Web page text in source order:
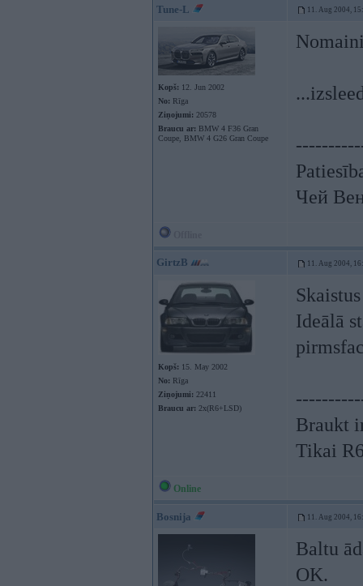
Tune-L 11. Aug 2004,
Kopš: 12. Jun 2002
No: Rīga
Ziņojumi: 20578
Braucu ar: BMW 4 F36 Gran
Coupe, BMW 4 G26 Gran Coupe
Чей
GirtzB 11. Aug 2004,
Kopš: 15. May 2002
No: Rīga
Ziņojumi: 22411
Braucu ar: 2x(R6+LSD)
Ideālā
Braukt
Tikai
Online
Bosnija 11. Aug 2004,
Baltu
OK.